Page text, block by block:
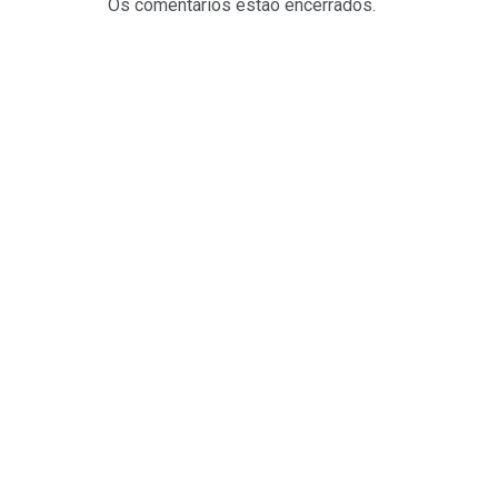
Os comentários estão encerrados.